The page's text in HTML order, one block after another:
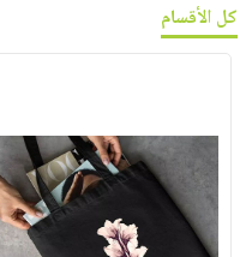
كل الأقسام